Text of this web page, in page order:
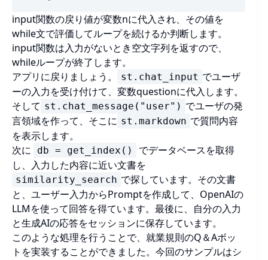
input関数の戻り値が変数nに代入され、その値を
while文で評価してループを続けるか判断します。
input関数は入力がないとき空文字列を返すので、
whileループが終了します。
アプリに戻りましょう。
st.chat_input でユーザ
ーの入力を受け付けて、変数questionに代入します。
そして st.chat_message("user") でユーザの発
言領域を作って、そこに st.markdown で質問内容
を表示します。
次に
db = get_index()
でデータベースを取得
し、入力した内容に近い文書を
similarity_search で探しています。その文書
と、ユーザー入力からPromptを作成して、OpenAIの
LLMを使って回答を得ています。最後に、自分の入力
と生成AIの応答をセッションに保存しています。
このような処理を行うことで、就業規則のQ＆Aボッ
トを実装することができました。今回のサンプルはシ